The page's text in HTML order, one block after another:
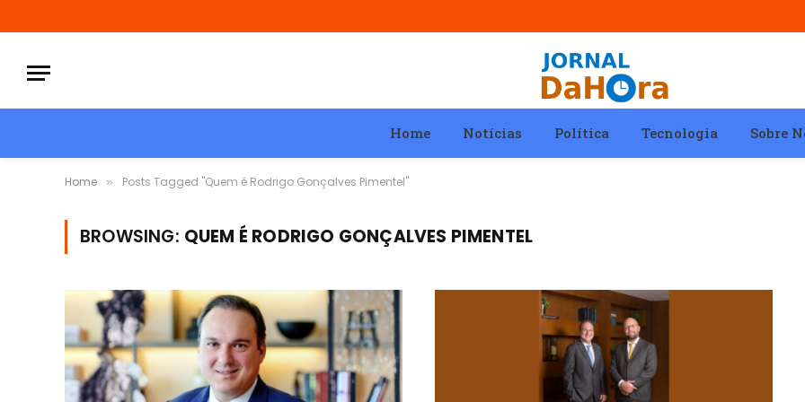
Home Notícias Política Tecnologia Sobre
Home » Posts Tagged "Quem é Rodrigo Gonçalves Pimentel"
BROWSING: QUEM É RODRIGO GONÇALVES PIMENTEL